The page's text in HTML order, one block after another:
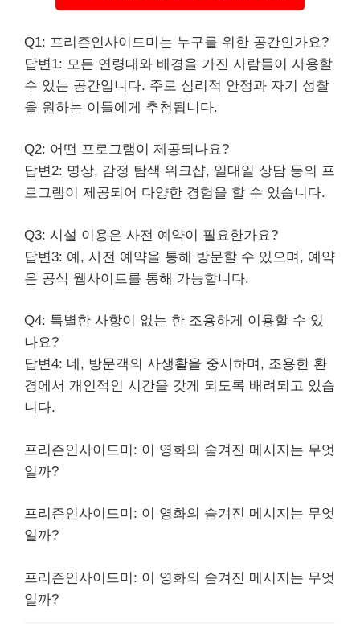
Q1: 프리즌인사이드미는 누구를 위한 공간인가요?
답변1: 모든 연령대와 배경을 가진 사람들이 사용할
수 있는 공간입니다. 주로 심리적 안정과 자기 성찰
을 원하는 이들에게 추천됩니다.
Q2: 어떤 프로그램이 제공되나요?
답변2: 명상, 감정 탐색 워크샵, 일대일 상담 등의 프
로그램이 제공되어 다양한 경험을 할 수 있습니다.
Q3: 시설 이용은 사전 예약이 필요한가요?
답변3: 예, 사전 예약을 통해 방문할 수 있으며, 예약
은 공식 웹사이트를 통해 가능합니다.
Q4: 특별한 사항이 없는 한 조용하게 이용할 수 있
나요?
답변4: 네, 방문객의 사생활을 중시하며, 조용한 환
경에서 개인적인 시간을 갖게 되도록 배려되고 있습
니다.
프리즌인사이드미: 이 영화의 숨겨진 메시지는 무엇
일까?
프리즌인사이드미: 이 영화의 숨겨진 메시지는 무엇
일까?
프리즌인사이드미: 이 영화의 숨겨진 메시지는 무엇
일까?